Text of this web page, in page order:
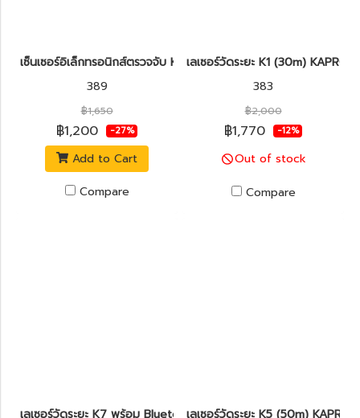
เซ็นเซอร์อิเล็กทรอนิกส์ตรวจจับ KAPRO รุ่น 389 Kaprometer™
389
฿1,650
฿1,200 -27%
Add to Cart
Compare
เลเซอร์วัดระยะ K1 (30m)
383
฿2,000
฿1,770 -12%
Out of stock
Compare
เลเซอร์วัดระยะ K7 พร้อม Bluetooth (100m) KAPRO รุ่น 377
เลเซอร์วัดระยะ K5 (50m)